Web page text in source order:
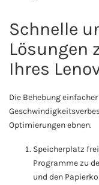
Schnelle
Lösungen
Ihres
Die Behebung
Optimierungen ebnen.
Speicherplatz
Programme zu
und den